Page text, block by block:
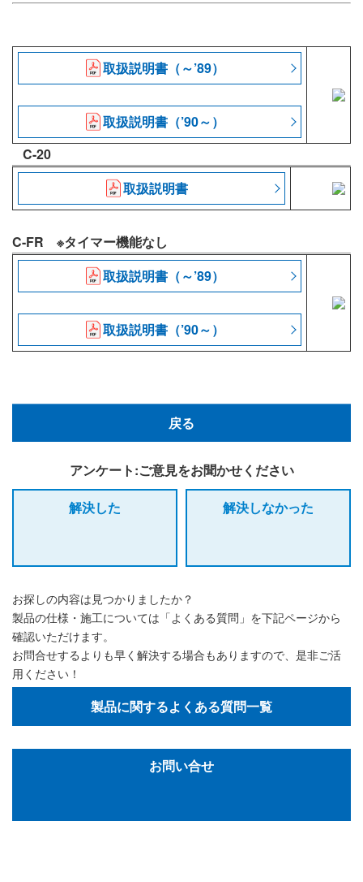
取扱説明書（～’89）
取扱説明書（’90～）
C-20
取扱説明書
C-FR ※タイマー機能なし
取扱説明書（～’89）
取扱説明書（’90～）
戻る
アンケート:ご意見をお聞かせください
解決した
解決しなかった
お探しの内容は見つかりましたか？
製品の仕様・施工については「よくある質問」を下記ページから
確認いただけます。
お問合せするよりも早く解決する場合もありますので、是非ご活
用ください！
製品に関するよくある質問一覧
お問い合せ